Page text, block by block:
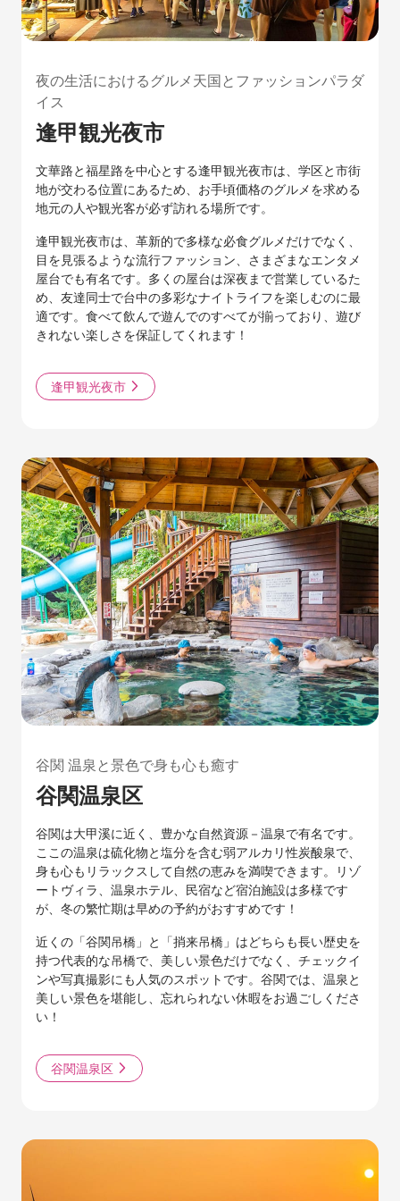
夜の生活におけるグルメ天国とファッションパラダ
イス
逢甲観光夜市
文華路と福星路を中心とする逢甲観光夜市は、学区と市街
地が交わる位置にあるため、お手頃価格のグルメを求める
地元の人や観光客が必ず訪れる場所です。
逢甲観光夜市は、革新的で多様な必食グルメだけでなく、
目を見張るような流行ファッション、さまざまなエンタメ
屋台でも有名です。多くの屋台は深夜まで営業しているた
め、友達同士で台中の多彩なナイトライフを楽しむのに最
適です。食べて飲んで遊んでのすべてが揃っており、遊び
きれない楽しさを保証してくれます！
逢甲観光夜市
谷関 温泉と景色で身も心も癒す
谷関温泉区
谷関は大甲溪に近く、豊かな自然資源－温泉で有名です。
ここの温泉は硫化物と塩分を含む弱アルカリ性炭酸泉で、
身も心もリラックスして自然の恵みを満喫できます。リゾ
ートヴィラ、温泉ホテル、民宿など宿泊施設は多様です
が、冬の繁忙期は早めの予約がおすすめです！
近くの「谷関吊橋」と「捎来吊橋」はどちらも長い歴史を
持つ代表的な吊橋で、美しい景色だけでなく、チェックイ
ンや写真撮影にも人気のスポットです。谷関では、温泉と
美しい景色を堪能し、忘れられない休暇をお過ごしくださ
い！
谷関温泉区